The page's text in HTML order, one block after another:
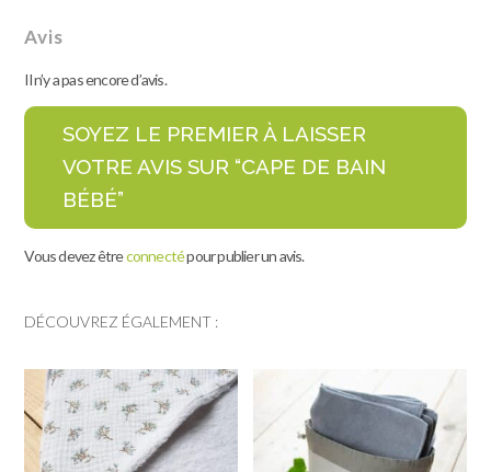
Avis
Il n’y a pas encore d’avis.
SOYEZ LE PREMIER À LAISSER
VOTRE AVIS SUR “CAPE DE BAIN
BÉBÉ”
Vous devez êtreconnectépour publier un avis.
DÉCOUVREZ ÉGALEMENT :